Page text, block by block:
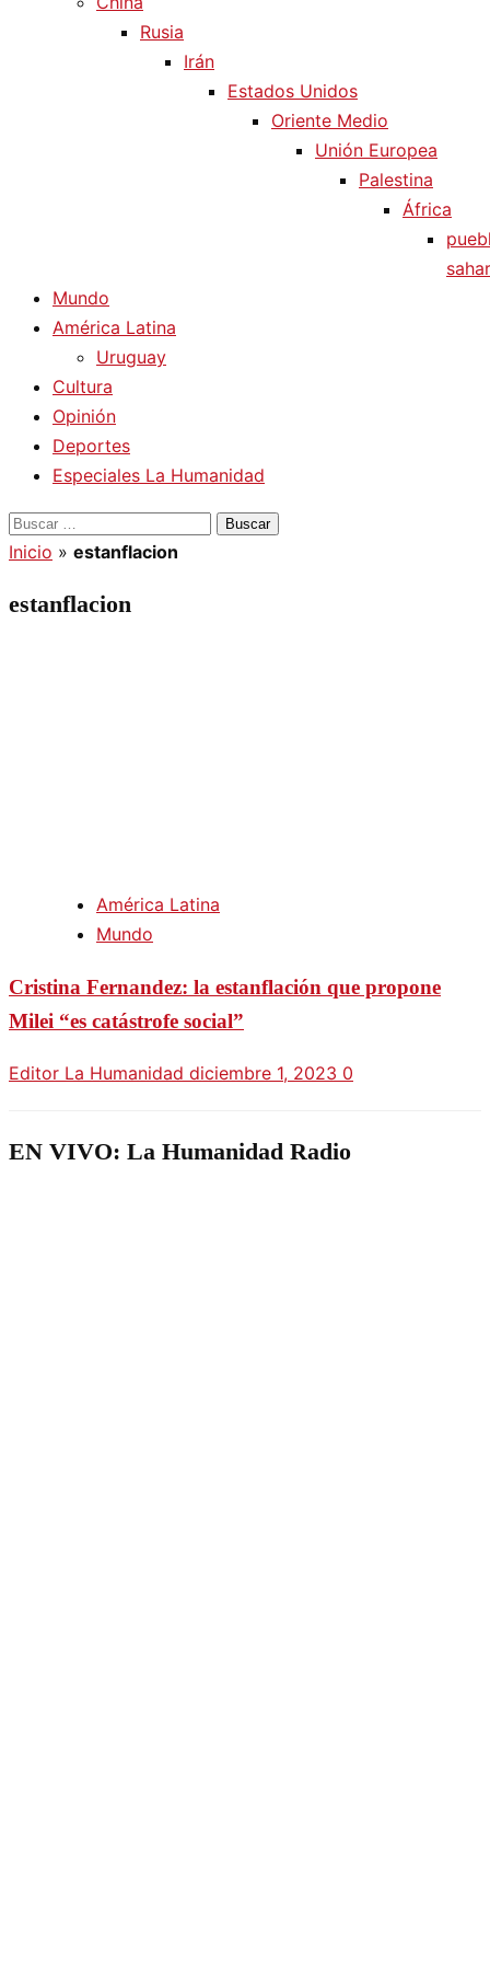
Rusia
Irán
Estados Unidos
Oriente Medio
Unión Europea
Palestina
África
Mundo
América Latina
Uruguay
Cultura
Opinión
Deportes
Especiales La Humanidad
Buscar:
Inicio » estanflacion
estanflacion
América Latina
Mundo
Cristina Fernandez: la estanflación que propone
Milei “es catástrofe social”
Editor La Humanidad diciembre 1, 2023 0
EN VIVO: La Humanidad Radio